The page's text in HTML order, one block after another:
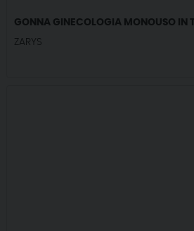
GONNA GINECOLOGIA MONOUSO IN
ZARYS